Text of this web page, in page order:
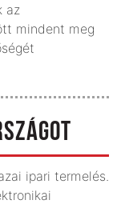
az
mindent meg
ipari termelés.